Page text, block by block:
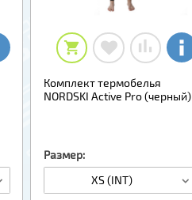
Комплект термобелья
NORDSKI Active Pro (черный)
Размер:
XS (INT)